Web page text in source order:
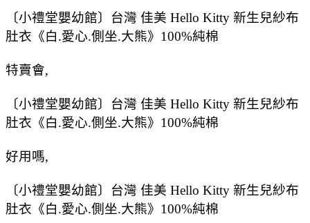
〔小禮堂嬰幼館〕台灣 佳美 Hello Kitty 新生兒紗布
肚衣《白.愛心.側坐.大熊》100%純棉
特賣會,
〔小禮堂嬰幼館〕台灣 佳美 Hello Kitty 新生兒紗布
肚衣《白.愛心.側坐.大熊》100%純棉
好用嗎,
〔小禮堂嬰幼館〕台灣 佳美 Hello Kitty 新生兒紗布
肚衣《白.愛心.側坐.大熊》100%純棉